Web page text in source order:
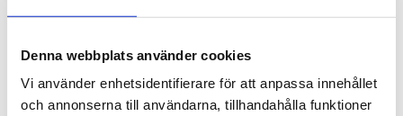
Denna webbplats använder cookies
Vi använder enhetsidentifierare för att anpassa innehållet
och annonserna till användarna, tillhandahålla funktioner